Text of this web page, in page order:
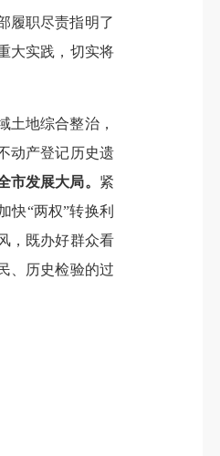
履职尽责指明了
大实践，切实将
土地综合整治，
动产登记历史遗
市发展大局。 紧
快“两权”转换利
，既办好群众看
、历史检验的过